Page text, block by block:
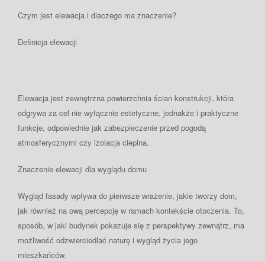
Czym jest elewacja i dlaczego ma znaczenie?
Definicja elewacji
Elewacja jest zewnętrzna powierzchnia ścian konstrukcji, która
odgrywa za cel nie wyłącznie estetyczne, jednakże i praktyczne
funkcje, odpowiednie jak zabezpieczenie przed pogodą
atmosferycznymi czy izolacja cieplna.
Znaczenie elewacji dla wyglądu domu
Wygląd fasady wpływa do pierwsze wrażenie, jakie tworzy dom,
jak również na ową percepcję w ramach kontekście otoczenia. To,
sposób, w jaki budynek pokazuje się z perspektywy zewnątrz, ma
możliwość odzwierciedlać naturę i wygląd życia jego
mieszkańców.